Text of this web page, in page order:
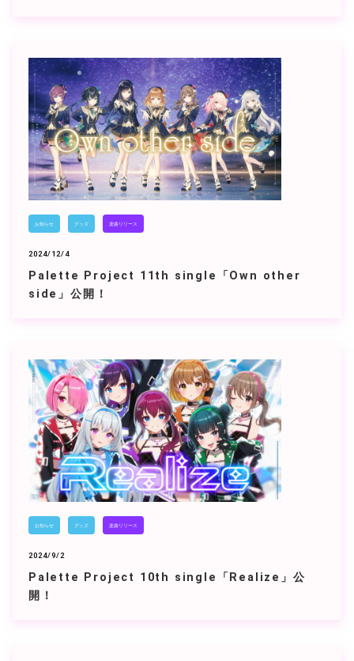
お知らせ グッズ 楽曲リリース
2024/12/4
Palette Project 11th single「Own other
side」公開！
お知らせ グッズ 楽曲リリース
2024/9/2
Palette Project 10th single「Realize」公
開！